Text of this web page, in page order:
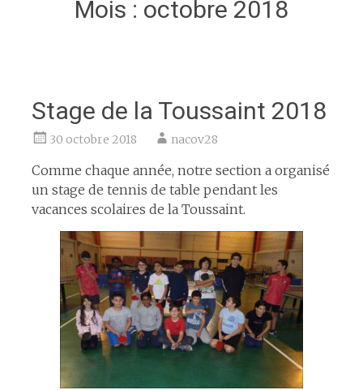
Mois : octobre 2018
Stage de la Toussaint 2018
30 octobre 2018 nacov28
Comme chaque année, notre section a organisé
un stage de tennis de table pendant les
vacances scolaires de la Toussaint.